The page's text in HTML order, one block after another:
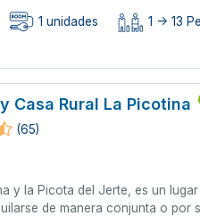
1 unidades 1 -> 13
Casa Rural La Picotina
(65)
y la Picota del Jerte, es un
de manera conjunta o por